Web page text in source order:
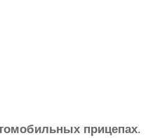
прицепах.